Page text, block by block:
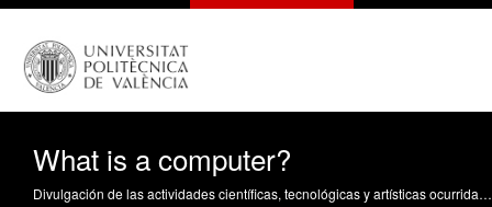
What is a computer?
Divulgación de las actividades científicas, tecnológicas y artísticas ocurridas en los tres campus de la UPV